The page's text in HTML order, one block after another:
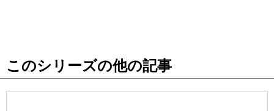
お知らせ
このシリーズの他の記事